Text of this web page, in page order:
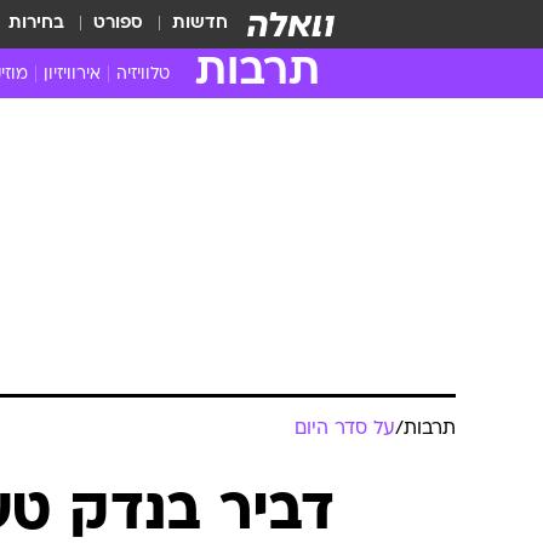
חדשות ספורט בחירות
תרבות טלוויזיה אירוויזיון
תרבות/על סדר היום
דביר בנדק